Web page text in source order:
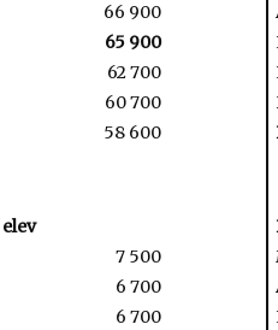
66 900
65 900
62 700
60 700
58 600
7 500
6 700
6 700